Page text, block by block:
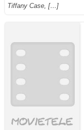
Tiffany Case, […]